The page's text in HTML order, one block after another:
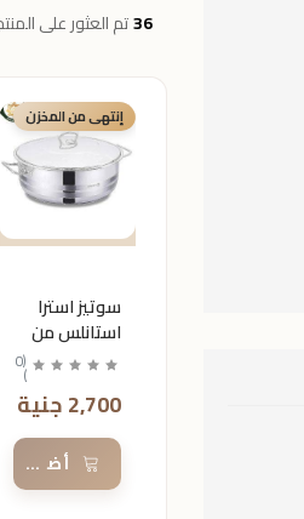
36تم العثور على
إنتهى من المخزن
سوتيز استرا
استانلس من
كركوماز
مقاس28
(
0
)
2,700 جنية
أضف إلى